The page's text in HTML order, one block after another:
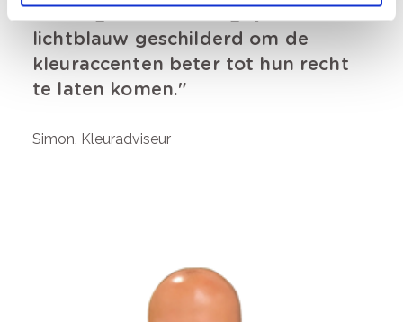
sommige muren lichtgrijs of
lichtblauw geschilderd om de
kleuraccenten beter tot hun recht
te laten komen.
Simon , Kleuradviseur